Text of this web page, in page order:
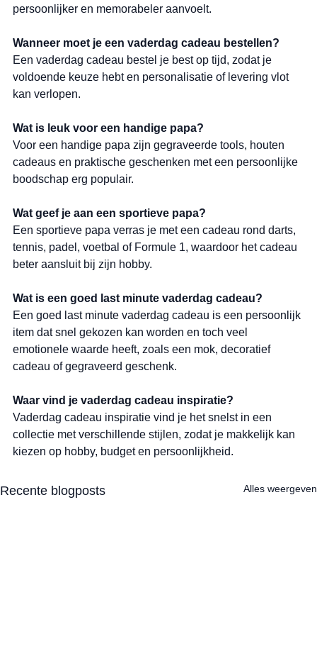
persoonlijker en memorabeler aanvoelt.
Wanneer moet je een vaderdag cadeau bestellen?
Een vaderdag cadeau bestel je best op tijd, zodat je
voldoende keuze hebt en personalisatie of levering vlot
kan verlopen.
Wat is leuk voor een handige papa?
Voor een handige papa zijn gegraveerde tools, houten
cadeaus en praktische geschenken met een persoonlijke
boodschap erg populair.
Wat geef je aan een sportieve papa?
Een sportieve papa verras je met een cadeau rond darts,
tennis, padel, voetbal of Formule 1, waardoor het cadeau
beter aansluit bij zijn hobby.
Wat is een goed last minute vaderdag cadeau?
Een goed last minute vaderdag cadeau is een persoonlijk
item dat snel gekozen kan worden en toch veel
emotionele waarde heeft, zoals een mok, decoratief
cadeau of gegraveerd geschenk.
Waar vind je vaderdag cadeau inspiratie?
Vaderdag cadeau inspiratie vind je het snelst in een
collectie met verschillende stijlen, zodat je makkelijk kan
kiezen op hobby, budget en persoonlijkheid.
Recente blogposts Alles weergeven